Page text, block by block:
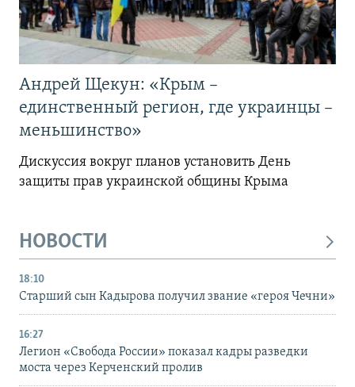
Андрей Щекун: «Крым –
единственный регион, где украинцы –
меньшинство»
Дискуссия вокруг планов установить День
защиты прав украинской общины Крыма
НОВОСТИ
18:10
Старший сын Кадырова получил звание «героя Чечни»
16:27
Легион «Свобода России» показал кадры разведки
моста через Керченский пролив